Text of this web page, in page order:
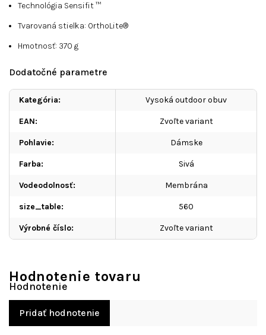
Technológia Sensifit ™
Tvarovaná stielka: OrthoLite®
Hmotnosť: 370 g
Dodatočné parametre
Kategória: Vysoká outdoor obuv
EAN: Zvoľte variant
Pohlavie: Dámske
Farba: Sivá
Vodeodolnosť: Membrána
size_table: 560
Výrobné číslo: Zvoľte variant
Hodnotenie tovaru
Pridať hodnotenie